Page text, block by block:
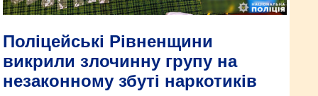
Поліцейські Рівненщини
викрили злочинну групу на
незаконному збуті наркотиків